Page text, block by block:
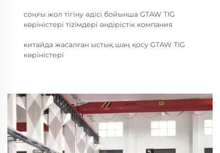
соңғы жол тігіну әдісі бойынша GTAW TIG
көріністері тizімдері өндірістік компания
китайда жасалған ыстық шаң қосу GTAW TIG
көріністері